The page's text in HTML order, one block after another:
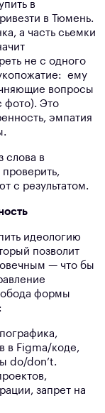
в
в Тюмень.
а часть сьемки
не с одного
ему
вопросы
фото). Это
эмпатия
слова в
с результатом.
идеологию
позволит
— что бы
формы
в Figma/коде,
do/don’t.
запрет на